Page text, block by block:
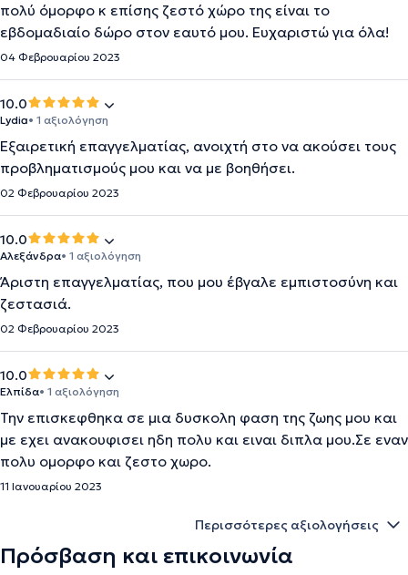
πολύ όμορφο κ επίσης ζεστό χώρο της είναι το
εβδομαδιαίο δώρο στον εαυτό μου. Ευχαριστώ για όλα!
04 Φεβρουαρίου 2023
10.0
Lydia• 1 αξιολόγηση
Εξαιρετική επαγγελματίας, ανοιχτή στο να ακούσει τους
προβληματισμούς μου και να με βοηθήσει.
02 Φεβρουαρίου 2023
10.0
Αλεξάνδρα• 1 αξιολόγηση
Άριστη επαγγελματίας, που μου έβγαλε εμπιστοσύνη και
ζεστασιά.
02 Φεβρουαρίου 2023
10.0
Ελπίδα• 1 αξιολόγηση
Την επισκεφθηκα σε μια δυσκολη φαση της ζωης μου και
με εχει ανακουφισει ηδη πολυ και ειναι διπλα μου.Σε εναν
πολυ ομορφο και ζεστο χωρο.
11 Ιανουαρίου 2023
Περισσότερες αξιολογήσεις
Πρόσβαση και επικοινωνία